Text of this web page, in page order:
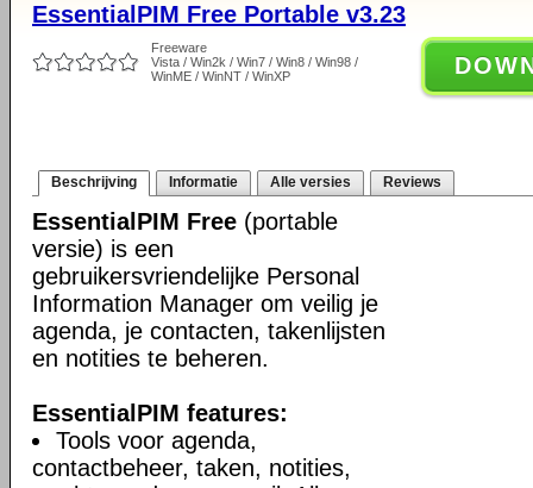
EssentialPIM Free Portable v3.23
Freeware
Vista / Win2k / Win7 / Win8 / Win98 /
WinME / WinNT / WinXP
Beschrijving Informatie Alle versies Reviews
EssentialPIM Free (portable
versie) is een
gebruikersvriendelijke Personal
Information Manager om veilig je
agenda, je contacten, takenlijsten
en notities te beheren.
EssentialPIM features:
Tools voor agenda,
contactbeheer, taken, notities,